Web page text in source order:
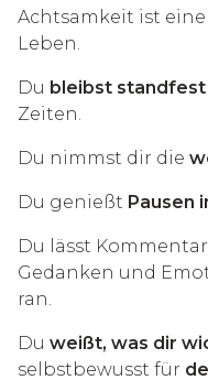
Achtsamkeit ist
Leben.
Du bleibst standfest
Zeiten.
Du nimmst dir die
Du genießt Pausen
Du lässt
Gedanken und
ran.
Du weißt, was dir
selbstbewusst für